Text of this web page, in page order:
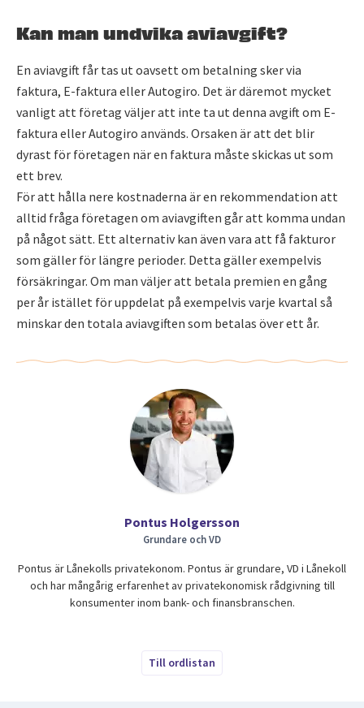
Kan man undvika aviavgift?
En aviavgift får tas ut oavsett om betalning sker via
faktura, E-faktura eller Autogiro. Det är däremot mycket
vanligt att företag väljer att inte ta ut denna avgift om E-
faktura eller Autogiro används. Orsaken är att det blir
dyrast för företagen när en faktura måste skickas ut som
ett brev.
För att hålla nere kostnaderna är en rekommendation att
alltid fråga företagen om aviavgiften går att komma undan
på något sätt. Ett alternativ kan även vara att få fakturor
som gäller för längre perioder. Detta gäller exempelvis
försäkringar. Om man väljer att betala premien en gång
per år istället för uppdelat på exempelvis varje kvartal så
minskar den totala aviavgiften som betalas över ett år.
Pontus Holgersson
Grundare och VD
Pontus är Lånekolls privatekonom. Pontus är grundare, VD i Lånekoll
och har mångårig erfarenhet av privatekonomisk rådgivning till
konsumenter inom bank- och finansbranschen.
Till ordlistan